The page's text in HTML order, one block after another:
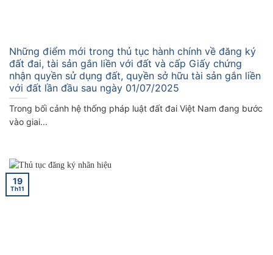
Những điểm mới trong thủ tục hành chính về đăng ký
đất đai, tài sản gắn liền với đất và cấp Giấy chứng
nhận quyền sử dụng đất, quyền sở hữu tài sản gắn liền
với đất lần đầu sau ngày 01/07/2025
Trong bối cảnh hệ thống pháp luật đất đai Việt Nam đang bước
vào giai...
19
Th11